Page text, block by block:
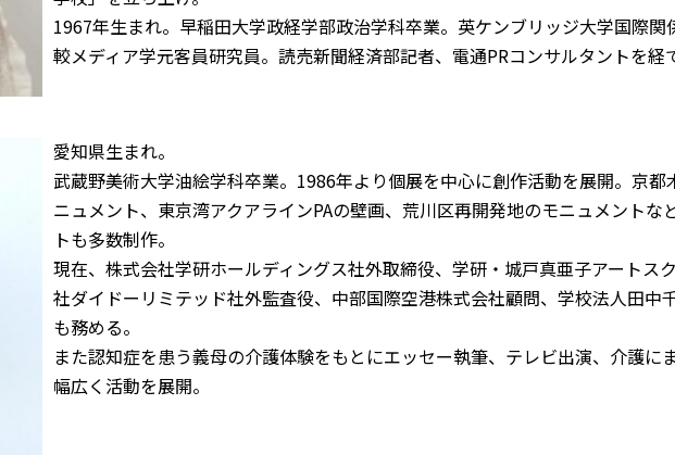
1967年生まれ。早稲田大学政経学部政治学科卒業。英ケンブリッジ大学国際関
較メディア学元客員研究員。読売新聞経済部記者、電通PRコンサルタントを経
愛知県生まれ。
武蔵野美術大学油絵学科卒業。1986年より個展を中心に創作活動を展開。京都
ニュメント、東京湾アクアラインPAの壁画、荒川区再開発地のモニュメントな
トも多数制作。
現在、株式会社学研ホールディングス社外取締役、学研・城戸真亜子アートス
社ダイドーリミテッド社外監査役、中部国際空港株式会社顧問、学校法人田中
も務める。
また認知症を患う義母の介護体験をもとにエッセー執筆、テレビ出演、介護に
幅広く活動を展開。